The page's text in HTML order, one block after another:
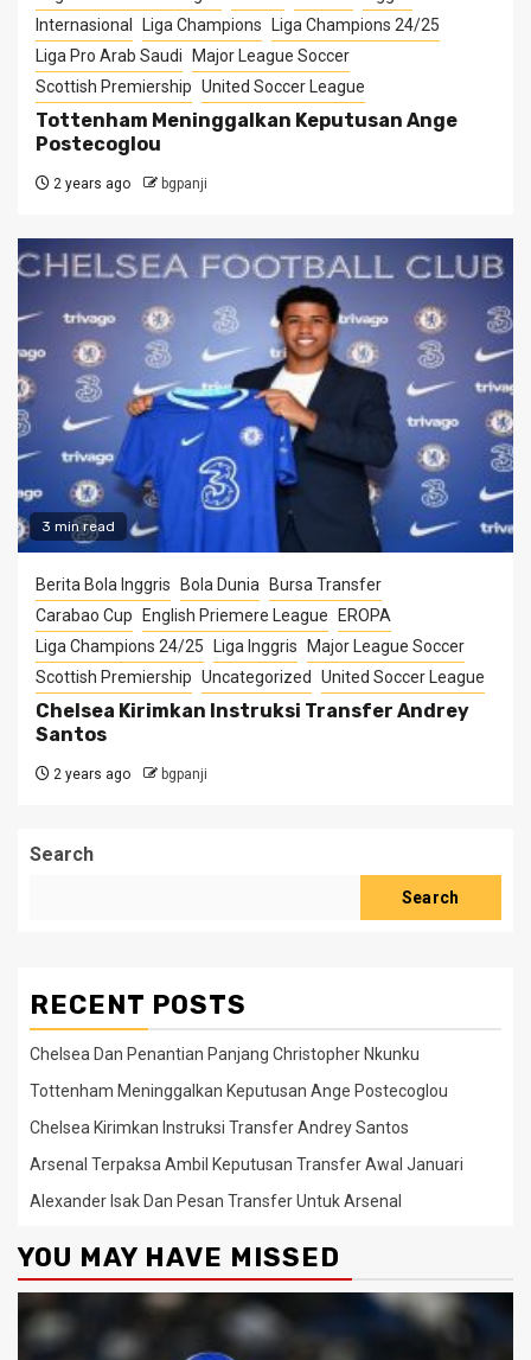
Internasional
Liga Champions
Liga Champions 24/25
Liga Pro Arab Saudi
Major League Soccer
Scottish Premiership United Soccer League
Tottenham Meninggalkan Keputusan Ange
Postecoglou
2 years ago bgpanji
3 min read
Berita Bola Inggris Bola Dunia
Bursa Transfer
Carabao Cup
English Priemere League
EROPA
Liga Champions 24/25
Liga Inggris
Major League Soccer
Scottish Premiership Uncategorized United Soccer League
Chelsea Kirimkan Instruksi Transfer Andrey
Santos
2 years ago bgpanji
Search
Search
RECENT POSTS
Chelsea Dan Penantian Panjang Christopher Nkunku
Tottenham Meninggalkan Keputusan Ange Postecoglou
Chelsea Kirimkan Instruksi Transfer Andrey Santos
Arsenal Terpaksa Ambil Keputusan Transfer Awal Januari
Alexander Isak Dan Pesan Transfer Untuk Arsenal
YOU MAY HAVE MISSED